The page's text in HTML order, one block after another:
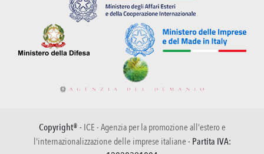
Copyright® - ICE - Agenzia per la promozione all’estero e
l'internazionalizzazione delle imprese italiane - Partita IVA: